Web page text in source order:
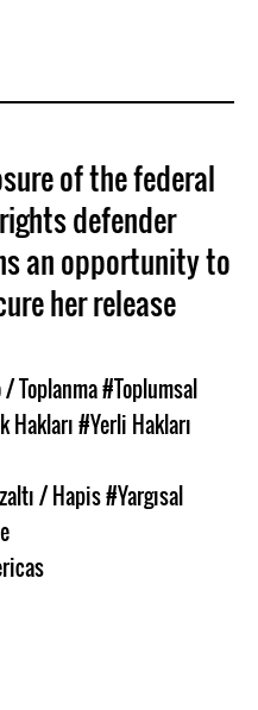
of the federal
defender
an opportunity to
her release
Toplanma#Toplumsal
Hakları#Yerli Hakları
/ Hapis#Yargısal